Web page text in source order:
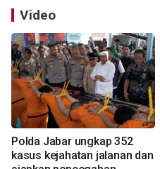
Video
Polda Jabar ungkap 352
kasus kejahatan jalanan dan